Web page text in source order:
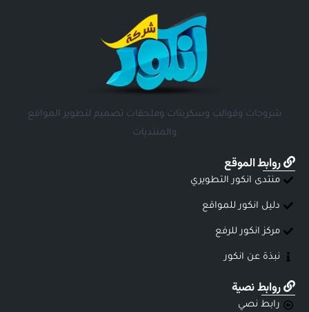
شروحات وقوالب وسكربتات وملحقات تصميم لتطوير المواقع
والمنتديات
روابط الموقع
منتدى انكور التطويري
دليل انكور للمواقع
مركز انكور للرفع
نبذة عن انكور
روابط نصية
رابط نصي